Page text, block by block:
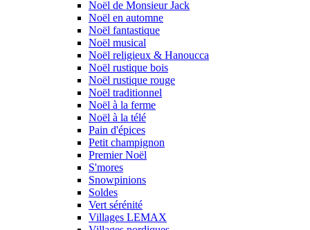
Noël de Monsieur Jack
Noël en automne
Noël fantastique
Noël musical
Noël religieux & Hanoucca
Noël rustique bois
Noël rustique rouge
Noël traditionnel
Noël à la ferme
Noël à la télé
Pain d'épices
Petit champignon
Premier Noël
S'mores
Snowpinions
Soldes
Vert sérénité
Villages LEMAX